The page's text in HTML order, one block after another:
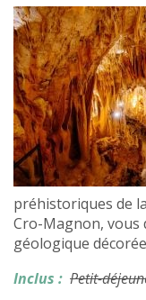
préhistoriques de
Cro-Magnon, vous
géologique
Inclus : Petit-